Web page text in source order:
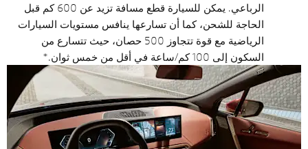
الرباعي. يمكن للسيارة قطع مسافة تزيد عن 600 كم قبل
الحاجة للشحن، كما أن تسارعها ينافس مستويات السيارات
الرياضية مع قوة تتجاوز 500 حصان، حيث تتسارع من
السكون إلى 100 كم/ساعة في أقل من خمس ثوان.*